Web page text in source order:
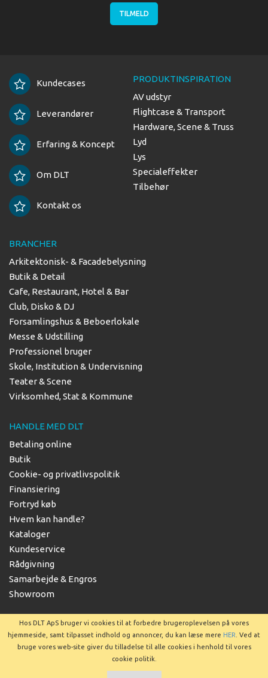
TILMELD
Kundecases
Leverandører
Erfaring & Koncept
Om DLT
Kontakt os
PRODUKTINSPIRATION
AV udstyr
Flightcase & Transport
Hardware, Scene & Truss
Lyd
Lys
Specialeffekter
Tilbehør
BRANCHER
Arkitektonisk- & Facadebelysning
Butik & Detail
Cafe, Restaurant, Hotel & Bar
Club, Disko & DJ
Forsamlingshus & Beboerlokale
Messe & Udstilling
Professionel bruger
Skole, Institution & Undervisning
Teater & Scene
Virksomhed, Stat & Kommune
HANDLE MED DLT
Betaling online
Butik
Cookie- og privatlivspolitik
Finansiering
Fortryd køb
Hvem kan handle?
Kataloger
Kundeservice
Rådgivning
Samarbejde & Engros
Showroom
Copyright © 2025 DLT ApS
Hos DLT ApS bruger vi cookies til at forbedre brugeroplevelsen på vores
hjemmeside, samt tilpasset indhold og annoncer, du kan læse mere HER . Ved at
bruge vores web-site giver du tilladelse til alle cookies i henhold til vores
cookie politik.